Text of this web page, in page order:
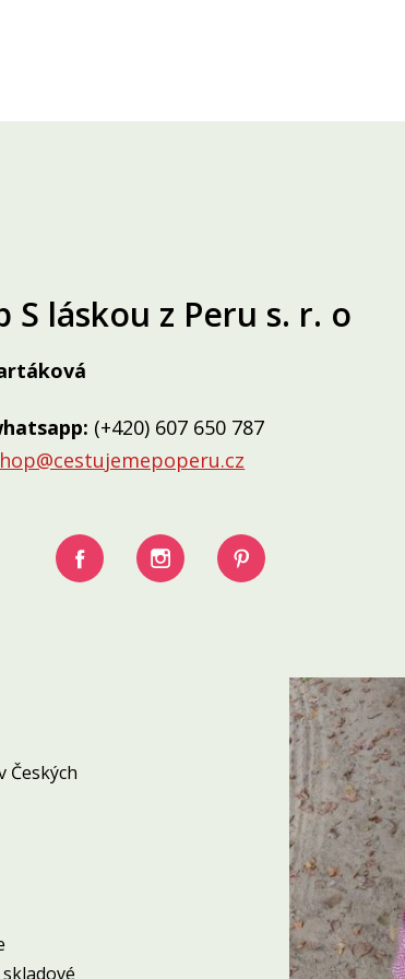
S láskou z Peru s. r. o
(+420) 607 650 787
Českých